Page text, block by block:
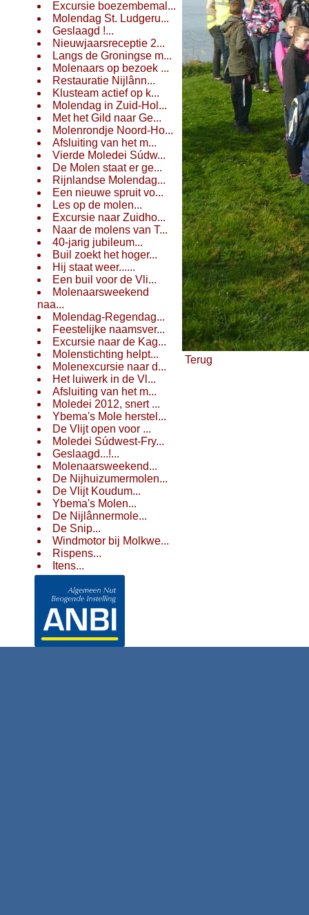
Excursie boezembemal...
Molendag St. Ludgeru...
Geslaagd !...
Nieuwjaarsreceptie 2...
Langs de Groningse m...
Molenaars op bezoek ...
Restauratie Nijlânn...
Klusteam actief op k...
Molendag in Zuid-Hol...
Met het Gild naar Ge...
Molenrondje Noord-Ho...
Afsluiting van het m...
Vierde Moledei Súdw...
De Molen staat er ge...
Rijnlandse Molendag...
Een nieuwe spruit vo...
Les op de molen...
Excursie naar Zuidho...
Naar de molens van T...
40-jarig jubileum...
Buil zoekt het hoger...
Hij staat weer......
Een buil voor de Vli...
Molenaarsweekend
naa...
Molendag-Regendag...
Feestelijke naamsver...
Excursie naar de Kag...
Molenstichting helpt...
Molenexcursie naar d...
Het luiwerk in de Vl...
Afsluiting van het m...
Moledei 2012, snert ...
Ybema's Mole herstel...
De Vlijt open voor ...
Moledei Súdwest-Fry...
Geslaagd...!...
Molenaarsweekend...
De Nijhuizumermolen...
De Vlijt Koudum...
Ybema's Molen...
De Nijlânnermole...
De Snip...
Windmotor bij Molkwe...
Rispens...
Itens...
Terug